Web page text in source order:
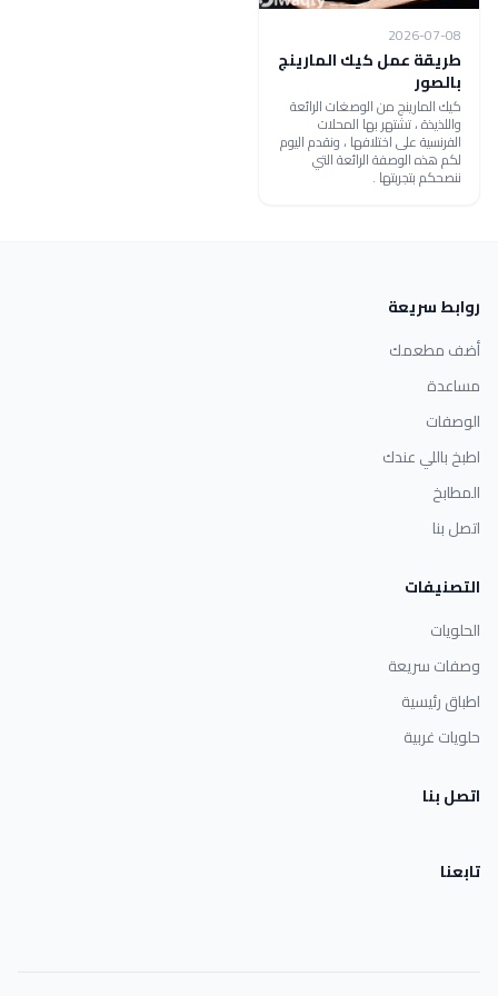
2026-07-08
طريقة عمل كيك المارينج
بالصور
كيك المارينج من الوصغات الرائعة
واللذيذة ، تشتهر بها المحلات
الفرنسية على اختلافها ، ونقدم اليوم
لكم هذه الوصفة الرائعة التي
ننصحكم بتجربتها .
روابط سريعة
أضف مطعمك
مساعدة
الوصفات
اطبخ باللي عندك
المطابخ
اتصل بنا
التصنيفات
الحلويات
وصفات سريعة
اطباق رئيسية
حلويات غربية
اتصل بنا
تابعنا